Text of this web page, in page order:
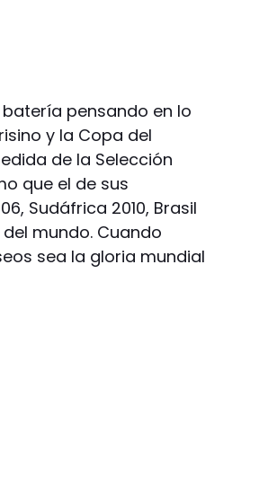
pensando en lo
y la Copa del
de la Selección
que el de sus
Sudáfrica 2010, Brasil
mundo. Cuando
sea la gloria mundial